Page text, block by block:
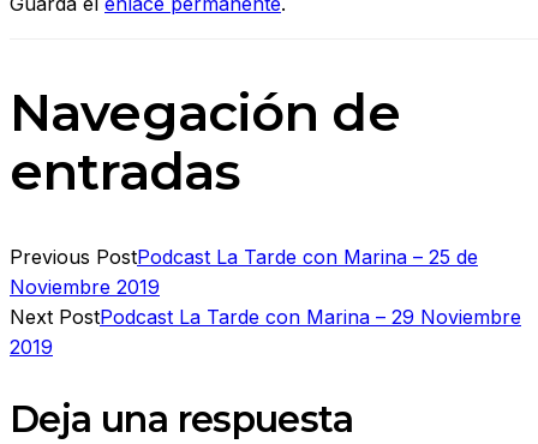
Navegación de
entradas
Previous PostPodcast La Tarde con Marina – 25 de
Noviembre 2019
Next PostPodcast La Tarde con Marina – 29 Noviembre
2019
Deja una respuesta